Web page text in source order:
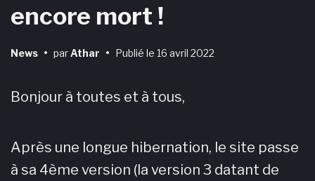
encore mort !
News • parAthar • Publié le 16 avril 2022
Bonjour à toutes et à tous,
Après une longue hibernation, le site passe
à sa 4ème version (la version 3 datant de